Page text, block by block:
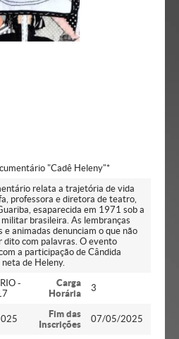
"Cadê Heleny"*
relata a trajetória de vida
professora e diretora de teatro,
esaparecida em 1971 sob a
brasileira. As lembranças
e animadas denunciam o que não
dito com palavras. O evento
a participação de Cândida
de Heleny.
-
Carga
Horária
3
Fim das
Inscrições
07/05/2025